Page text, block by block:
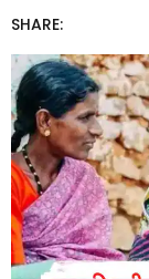
SHARE: